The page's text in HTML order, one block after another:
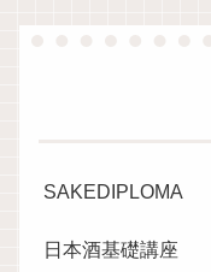
SAKEDIPLOMA
日本酒基礎講座